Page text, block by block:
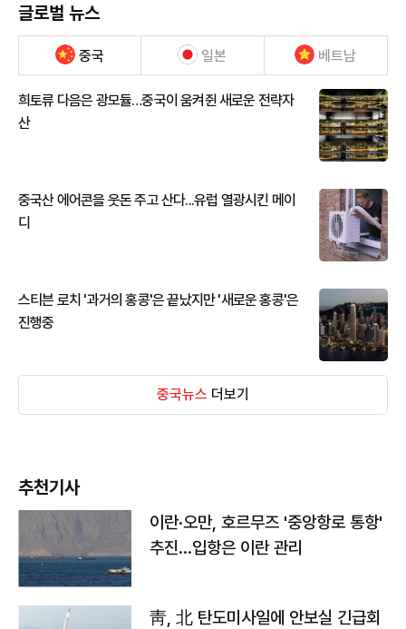
글로벌 뉴스
중국 일본 베트남
희토류 다음은 광모듈…중국이 움켜쥔 새로운 전략자
산
중국산 에어콘을 웃돈 주고 산다...유럽 열광시킨 메이
디
스티븐 로치 '과거의 홍콩'은 끝났지만 '새로운 홍콩'은
진행중
중국뉴스 더보기
추천기사
이란·오만, 호르무즈 '중앙항로 통항'
추진…입항은 이란 관리
靑, 北 탄도미사일에 안보실 긴급회